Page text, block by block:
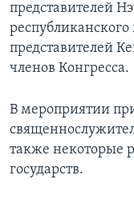
представителей
представителей
членов Конгресса.
В мероприятии
также некоторые
государств.